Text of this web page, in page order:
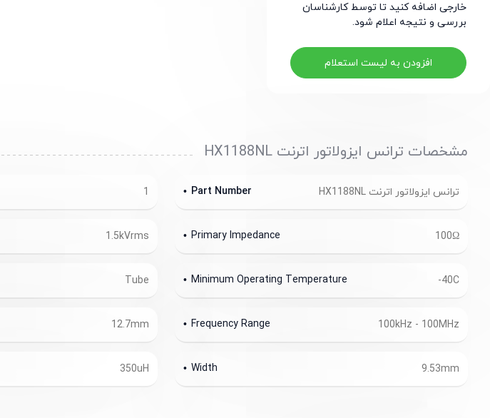
خارجی اضافه کنید تا توسط کارشناسان
بررسی و نتیجه اعلام شود.
افزودن به لیست استعلام
مشخصات ترانس ایزولاتور اترنت HX1188NL
ترانس ایزولاتور اترنت HX1188NL Part Number
1
100Ω
Primary Impedance
1.5kVrms
-40C
Minimum Operating Temperature
Tube
100kHz - 100MHz
Frequency Range
12.7mm
9.53mm
Width
350uH